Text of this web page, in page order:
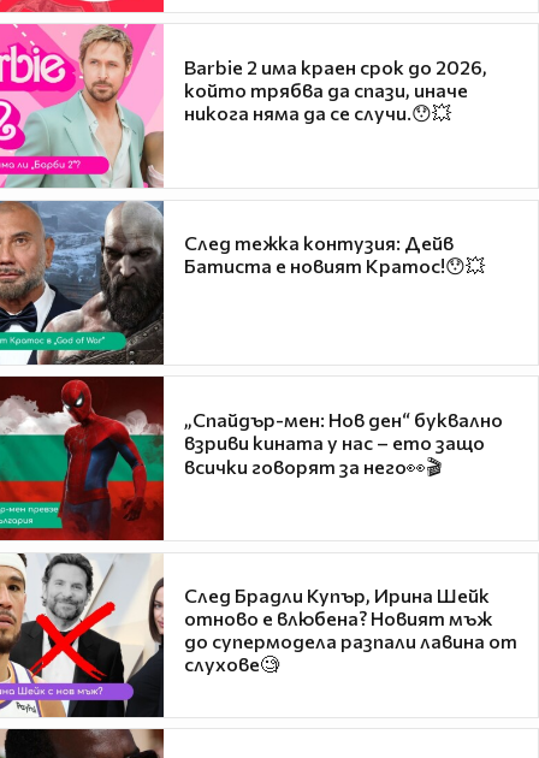
Barbie 2 има краен срок до 2026,
който трябва да спази, иначе
никога няма да се случи.😯💥
След тежка контузия: Дейв
Батиста е новият Кратос!😯💥
„Спайдър-мен: Нов ден“ буквално
взриви кината у нас – ето защо
всички говорят за него👀🎬
След Брадли Купър, Ирина Шейк
отново е влюбена? Новият мъж
до супермодела разпали лавина от
слухове🧐